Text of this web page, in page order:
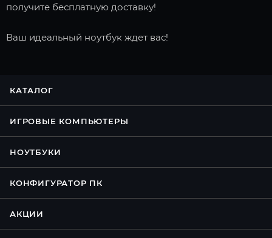
получите бесплатную доставку!
Ваш идеальный ноутбук ждет вас!
КАТАЛОГ
ИГРОВЫЕ КОМПЬЮТЕРЫ
НОУТБУКИ
КОНФИГУРАТОР ПК
АКЦИИ